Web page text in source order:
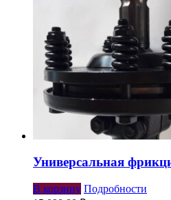
Универсальная
В корзину Подробности